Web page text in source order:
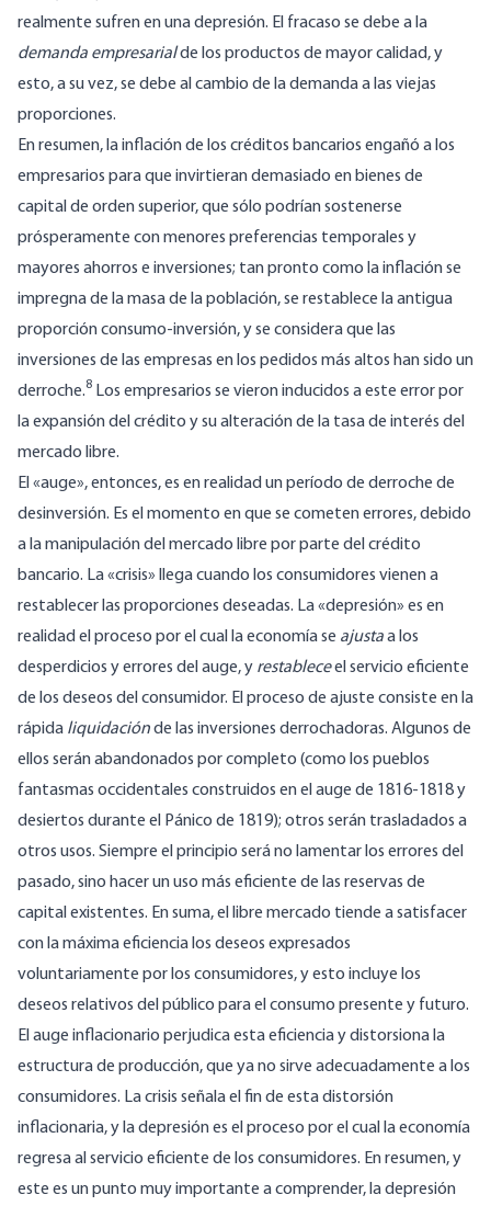
realmente sufren en una depresión. El fracaso se debe a la
demanda empresarialde los productos de mayor calidad, y
esto, a su vez, se debe al cambio de la demanda a las viejas
proporciones.
En resumen, la inflación de los créditos bancarios engañó a los
empresarios para que invirtieran demasiado en bienes de
capital de orden superior, que sólo podrían sostenerse
prósperamente con menores preferencias temporales y
mayores ahorros e inversiones; tan pronto como la inflación se
impregna de la masa de la población, se restablece la antigua
proporción consumo-inversión, y se considera que las
inversiones de las empresas en los pedidos más altos han sido un
derroche.8 Los empresarios se vieron inducidos a este error por
la expansión del crédito y su alteración de la tasa de interés del
mercado libre.
El «auge», entonces, es en realidad un período de derroche de
desinversión. Es el momento en que se cometen errores, debido
a la manipulación del mercado libre por parte del crédito
bancario. La «crisis» llega cuando los consumidores vienen a
restablecer las proporciones deseadas. La «depresión» es en
realidad el proceso por el cual la economía se ajustaa los
desperdicios y errores del auge, y restableceel servicio eficiente
de los deseos del consumidor. El proceso de ajuste consiste en la
rápida liquidaciónde las inversiones derrochadoras. Algunos de
ellos serán abandonados por completo (como los pueblos
fantasmas occidentales construidos en el auge de 1816-1818 y
desiertos durante el Pánico de 1819); otros serán trasladados a
otros usos. Siempre el principio será no lamentar los errores del
pasado, sino hacer un uso más eficiente de las reservas de
capital existentes. En suma, el libre mercado tiende a satisfacer
con la máxima eficiencia los deseos expresados
voluntariamente por los consumidores, y esto incluye los
deseos relativos del público para el consumo presente y futuro.
El auge inflacionario perjudica esta eficiencia y distorsiona la
estructura de producción, que ya no sirve adecuadamente a los
consumidores. La crisis señala el fin de esta distorsión
inflacionaria, y la depresión es el proceso por el cual la economía
regresa al servicio eficiente de los consumidores. En resumen, y
este es un punto muy importante a comprender, la depresión